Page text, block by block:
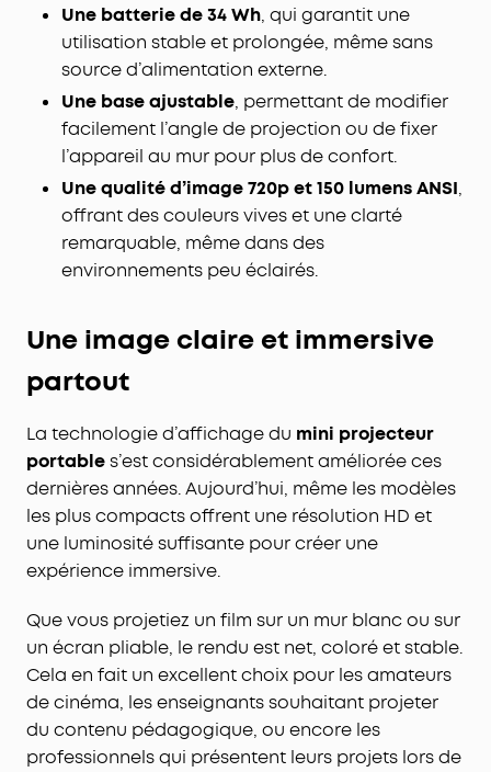
Une batterie de 34 Wh, qui garantit une
utilisation stable et prolongée, même sans
source d’alimentation externe.
Une base ajustable, permettant de modifier
facilement l’angle de projection ou de fixer
l’appareil au mur pour plus de confort.
Une qualité d’image 720p et 150 lumens ANSI,
offrant des couleurs vives et une clarté
remarquable, même dans des
environnements peu éclairés.
Une image claire et immersive
partout
La technologie d’affichage du mini projecteur
portables’est considérablement améliorée ces
dernières années. Aujourd’hui, même les modèles
les plus compacts offrent une résolution HD et
une luminosité suffisante pour créer une
expérience immersive.
Que vous projetiez un film sur un mur blanc ou sur
un écran pliable, le rendu est net, coloré et stable.
Cela en fait un excellent choix pour les amateurs
de cinéma, les enseignants souhaitant projeter
du contenu pédagogique, ou encore les
professionnels qui présentent leurs projets lors de